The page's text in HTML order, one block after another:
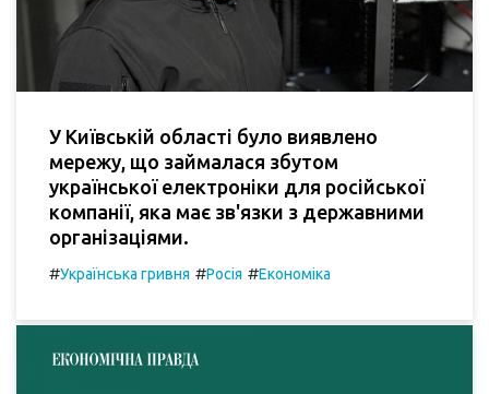
У Київській області було виявлено
мережу, що займалася збутом
української електроніки для російської
компанії, яка має зв'язки з державними
організаціями.
#Українська гривня #Росія #Економіка